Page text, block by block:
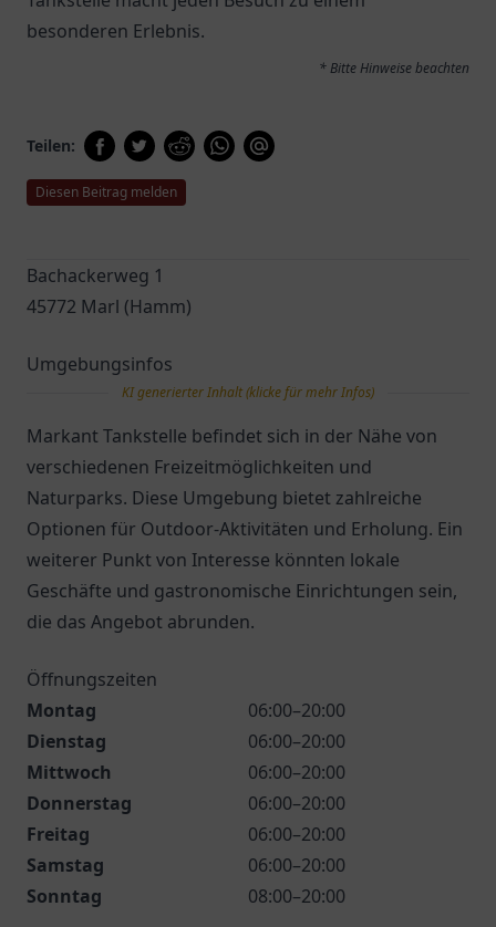
besonderen Erlebnis.
* Bitte Hinweise beachten
Teilen:
Diesen Beitrag melden
Bachackerweg 1
45772 Marl (Hamm)
Umgebungsinfos
KI generierter Inhalt (klicke für mehr Infos)
Markant Tankstelle befindet sich in der Nähe von
verschiedenen Freizeitmöglichkeiten und
Naturparks. Diese Umgebung bietet zahlreiche
Optionen für Outdoor-Aktivitäten und Erholung. Ein
weiterer Punkt von Interesse könnten lokale
Geschäfte und gastronomische Einrichtungen sein,
die das Angebot abrunden.
Öffnungszeiten
Montag
06:00–20:00
Dienstag
06:00–20:00
Mittwoch
06:00–20:00
Donnerstag
06:00–20:00
Freitag
06:00–20:00
Samstag
06:00–20:00
Sonntag
08:00–20:00